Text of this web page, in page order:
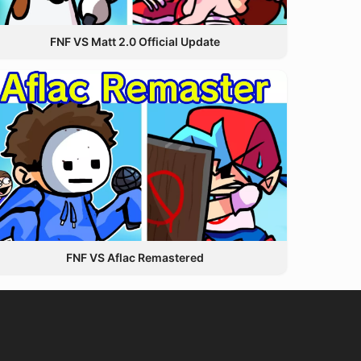
FNF VS Matt 2.0 Official Update
FNF VS Aflac Remastered